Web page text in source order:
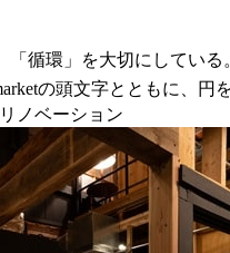
循環」を大切にしている
の頭文字とともに、
ノベーション